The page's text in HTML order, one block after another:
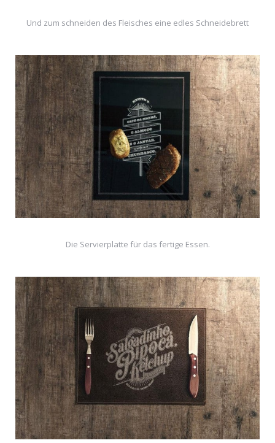
Und zum schneiden des Fleisches eine edles Schneidebrett
Die Servierplatte für das fertige Essen.